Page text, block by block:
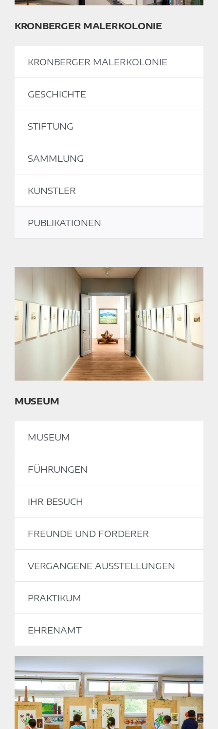
KRONBERGER MALERKOLONIE
KRONBERGER MALERKOLONIE
GESCHICHTE
STIFTUNG
SAMMLUNG
KÜNSTLER
PUBLIKATIONEN
MUSEUM
MUSEUM
FÜHRUNGEN
IHR BESUCH
FREUNDE UND FÖRDERER
VERGANGENE AUSSTELLUNGEN
PRAKTIKUM
EHRENAMT